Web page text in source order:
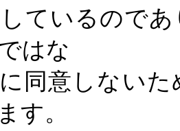
ているので
はな
同意しない
す。